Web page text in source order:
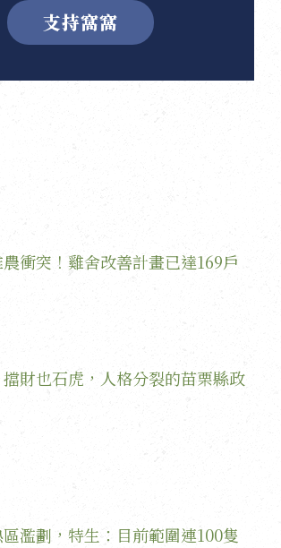
支持窩窩
衝突！雞舍改善計畫已達169戶
財也石虎，人格分裂的苗栗縣政
濫劃，特生：目前範圍連100隻